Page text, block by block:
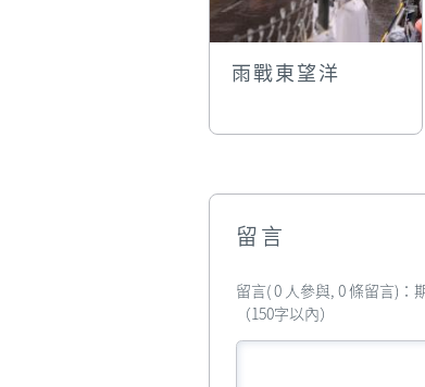
雨戰東望洋
留言
留言( 0 人參與, 0 條留言)
（150字以內）